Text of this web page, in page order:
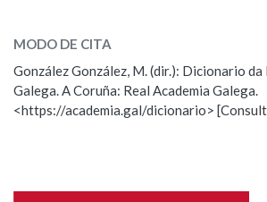
BUSCAR NO CONTIDO
Nas definicións
Observación
Nome
MODO DE CITA
González González, M. (dir.): Dicionario da
Galega. A Coruña: Real Academia Galega.
<https://academia.gal/dicionario>